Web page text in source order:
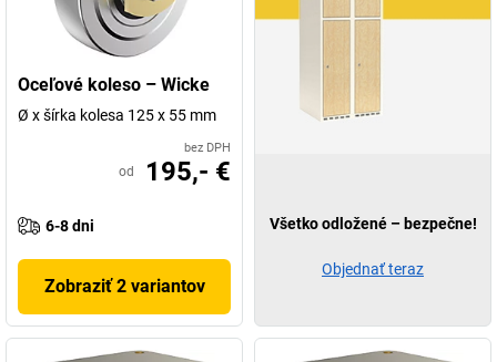
Oceľové koleso – Wicke
Ø x šírka kolesa 125 x 55 mm
bez DPH
od 195,- €
6-8 dni
Zobraziť 2 variantov
Všetko odložené – bezpečne!
Objednať teraz